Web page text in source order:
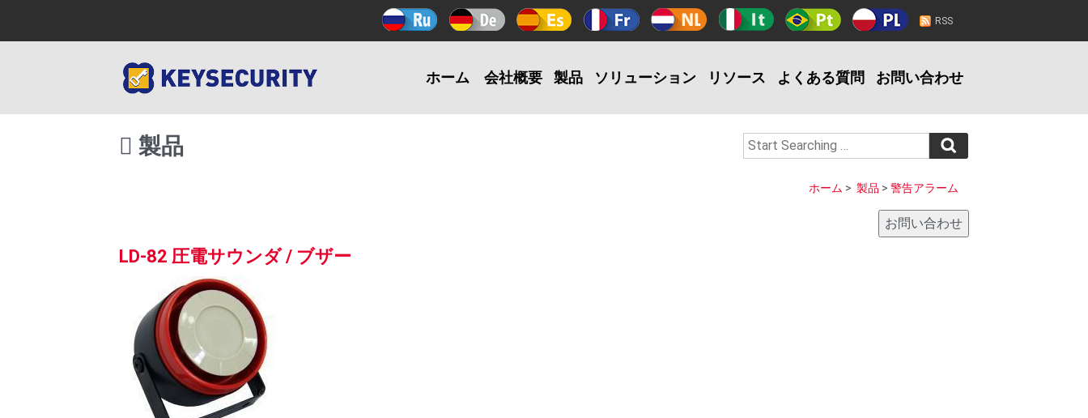
RSS
ホーム 会社概要 製品 ソリューション リソース よくある質問 お問い合わせ
製品
ホーム > 製品 > 警告アラーム
LD-82 圧電サウンダ / ブザー